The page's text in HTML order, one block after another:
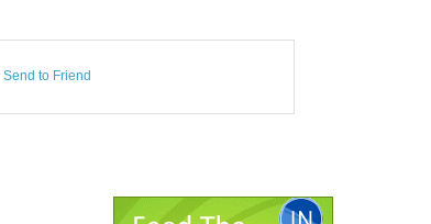
Send to Friend